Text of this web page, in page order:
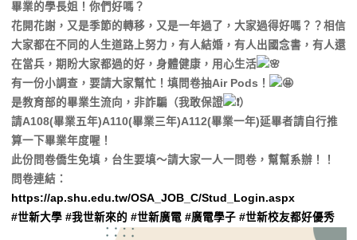
畢業的學長姐！你們好嗎？
花開花謝，又是季節的轉移，又是一年過了，大家過得好嗎？？相信
大家都在不同的人生道路上努力，有人結婚，有人出國念書，有人還
在當兵，期盼大家都過的好，身體健康，用心生活
有一份小調查，要請大家幫忙！填問卷抽Air Pods！
是教育部的畢業生流向，非詐騙（我敢保證
）
請A108(畢業五年)A110(畢業三年)A112(畢業一年)延畢者請自行推
算一下畢業年度喔！
此份問卷僑生免填，台生要填～請大家一人一問卷，幫幫系辦！！
問卷連結：
https://ap.shu.edu.tw/OSA_JOB_C/Stud_Login.aspx
#世新大學 #我世新來的 #世新廣電 #廣電學子 #世新校友都好優秀